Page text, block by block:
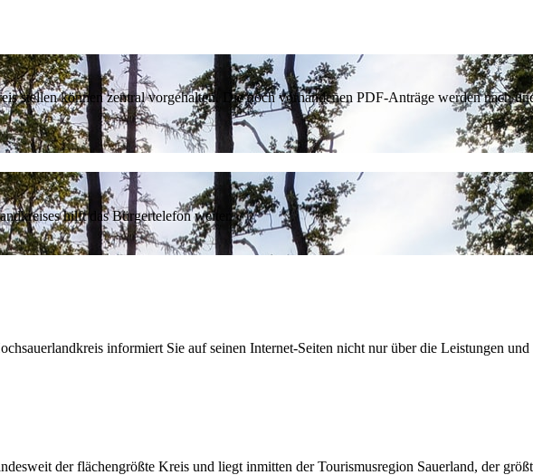
stellen können zentral vorgehalten. Die noch vorhandenen PDF-Anträge werden nach
hilft das Bürgertelefon weiter.
informiert Sie auf seinen Internet-Seiten nicht nur über die Leistungen
der flächengrößte Kreis und liegt inmitten der Tourismusregion Sauerland, der